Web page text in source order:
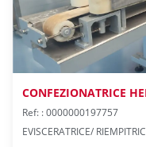
CONFEZIONATRICE
Ref: : 0000000197757
EVISCERATRICE/